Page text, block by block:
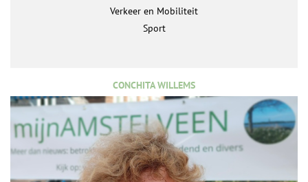
Verkeer en Mobiliteit
Sport
CONCHITA WILLEMS